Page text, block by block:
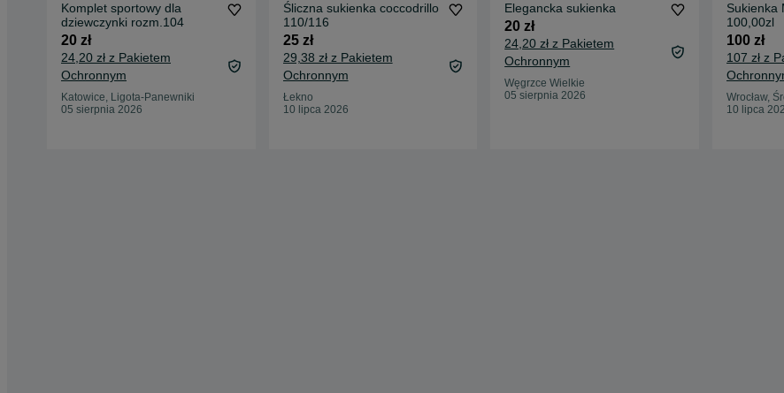
Komplet sportowy dla
dziewczynki rozm.104
20 zł
24,20 zł z Pakietem
Ochronnym
Katowice, Ligota-Panewniki
05 sierpnia 2026
Śliczna sukienka coccodrillo
110/116
25 zł
29,38 zł z Pakietem
Ochronnym
Łekno
10 lipca 2026
Elegancka sukienka
20 zł
24,20 zł z Pakietem
Ochronnym
Węgrzce Wielkie
05 sierpnia 2026
Sukienka
100,00zl
100 zł
107 zł z
Wrocław,
10 lipca